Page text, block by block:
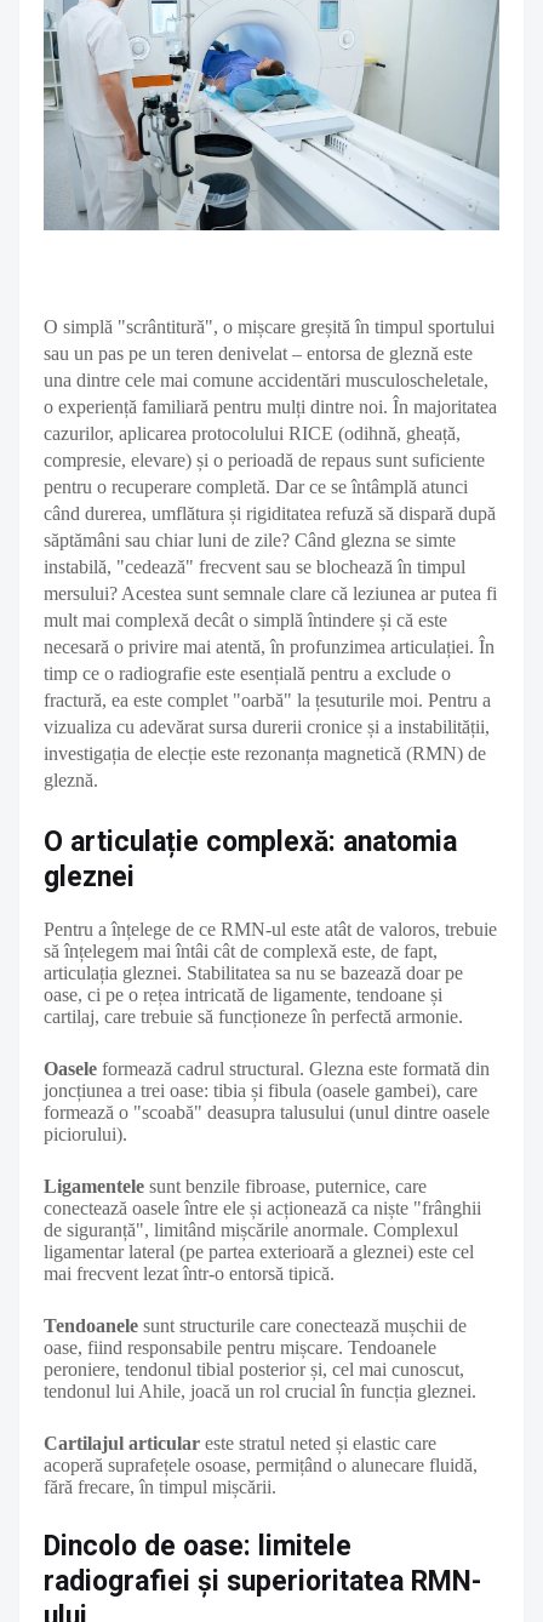
O simplă "scrântitură", o mișcare greșită în timpul sportului
sau un pas pe un teren denivelat – entorsa de gleznă este
una dintre cele mai comune accidentări musculoscheletale,
o experiență familiară pentru mulți dintre noi. În majoritatea
cazurilor, aplicarea protocolului RICE (odihnă, gheață,
compresie, elevare) și o perioadă de repaus sunt suficiente
pentru o recuperare completă. Dar ce se întâmplă atunci
când durerea, umflătura și rigiditatea refuză să dispară după
săptămâni sau chiar luni de zile? Când glezna se simte
instabilă, "cedează" frecvent sau se blochează în timpul
mersului? Acestea sunt semnale clare că leziunea ar putea fi
mult mai complexă decât o simplă întindere și că este
necesară o privire mai atentă, în profunzimea articulației. În
timp ce o radiografie este esențială pentru a exclude o
fractură, ea este complet "oarbă" la țesuturile moi. Pentru a
vizualiza cu adevărat sursa durerii cronice și a instabilității,
investigația de elecție este rezonanța magnetică (RMN) de
gleznă.
O articulație complexă: anatomia
gleznei
Pentru a înțelege de ce RMN-ul este atât de valoros, trebuie
să înțelegem mai întâi cât de complexă este, de fapt,
articulația gleznei. Stabilitatea sa nu se bazează doar pe
oase, ci pe o rețea intricată de ligamente, tendoane și
cartilaj, care trebuie să funcționeze în perfectă armonie.
Oasele formează cadrul structural. Glezna este formată din
joncțiunea a trei oase: tibia și fibula (oasele gambei), care
formează o "scoabă" deasupra talusului (unul dintre oasele
piciorului).
Ligamentele sunt benzile fibroase, puternice, care
conectează oasele între ele și acționează ca niște "frânghii
de siguranță", limitând mișcările anormale. Complexul
ligamentar lateral (pe partea exterioară a gleznei) este cel
mai frecvent lezat într-o entorsă tipică.
Tendoanele sunt structurile care conectează mușchii de
oase, fiind responsabile pentru mișcare. Tendoanele
peroniere, tendonul tibial posterior și, cel mai cunoscut,
tendonul lui Ahile, joacă un rol crucial în funcția gleznei.
Cartilajul articular este stratul neted și elastic care
acoperă suprafețele osoase, permițând o alunecare fluidă,
fără frecare, în timpul mișcării.
Dincolo de oase: limitele
radiografiei și superioritatea RMN-